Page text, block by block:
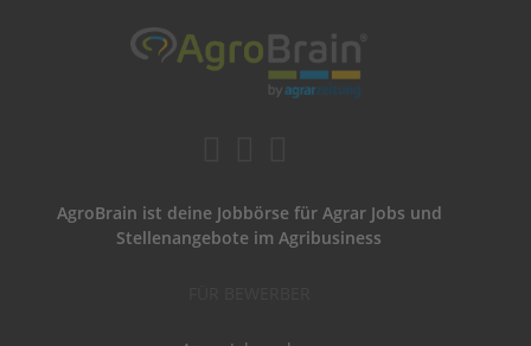
AgroBrain ist deine Jobbörse für Agrar Jobs und
Stellenangebote im Agribusiness